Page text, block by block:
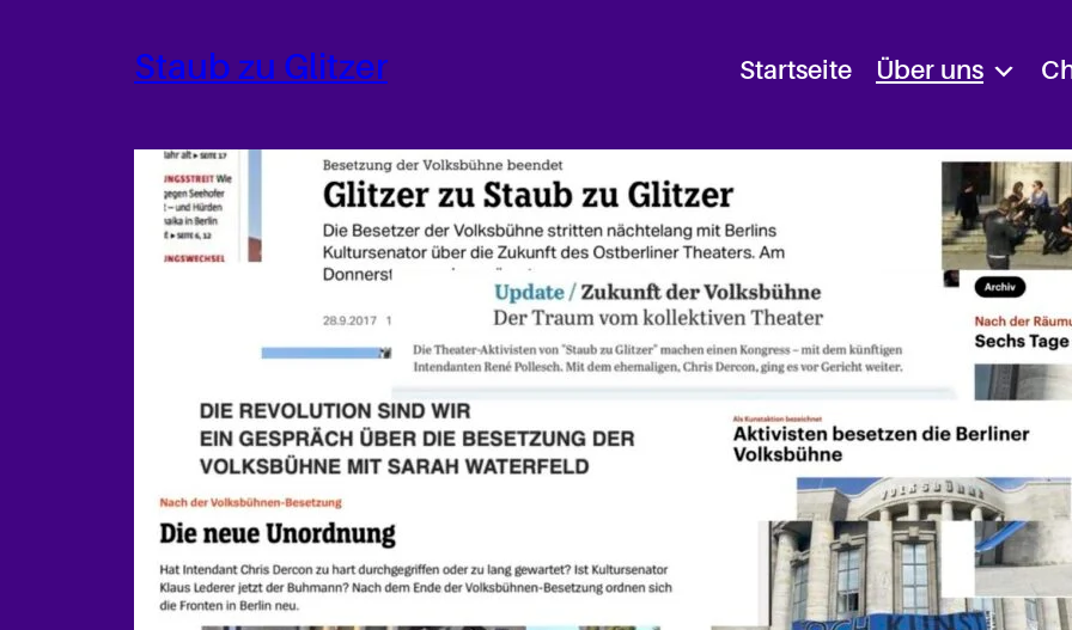
Staub zu Glitzer Startseite Über uns